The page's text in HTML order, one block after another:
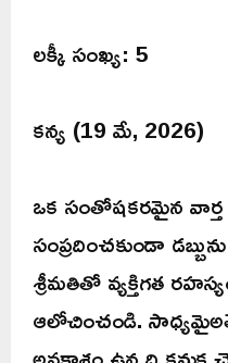
లక్కీ సంఖ్య: 5
కన్య (19 మే, 2026)
ఒక సంతోషకరమైన వార్త
సంప్రదించకుండా
శ్రీమతితో వ్యక్తిగత
ఆలోచించండి.